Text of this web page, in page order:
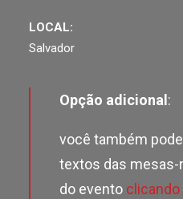
LOCAL:
Salvador
Opção adicional :
você também
textos das mesas-
do evento clicando